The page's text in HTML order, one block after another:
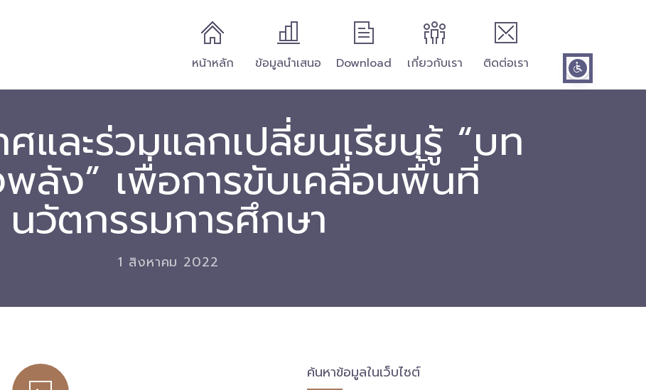
หน้าหลัก ข้อมูลนำเสนอ Download เกี่ยวกับเรา ติดต่อเรา
และร่วมแลกเปลี่ยนเรียนรู้ “บท
พลัง” เพื่อการขับเคลื่อนพื้นที่
นวัตกรรมการศึกษา
1 สิงหาคม 2022
ค้นหาข้อมูลในเว็บไซต์